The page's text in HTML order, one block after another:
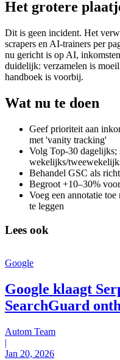
Het grotere
Dit is geen incident. Het
scrapers en AI-trainers per
nu gericht is op AI,
duidelijk: verzamelen is
handboek is voorbij.
Wat nu te doen
Geef prioriteit aan
met 'vanity tracking'
Volg Top-30 dagelijks;
wekelijks/
Behandel GSC als
Begroot +10–30%
Voeg een annotatie
te leggen
Lees ook
Google
Google klaagt
SearchGuard
Autom Team
|
Jan 20, 2026